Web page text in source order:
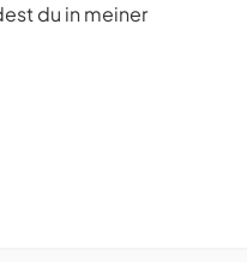
du in meiner